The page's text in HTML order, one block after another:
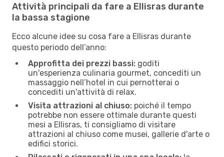
Attività principali da fare a Ellisras durante
la bassa stagione
Ecco alcune idee su cosa fare a Ellisras durante
questo periodo dell’anno:
Approfitta dei prezzi bassi: goditi
un'esperienza culinaria gourmet, concediti un
massaggio nell’hotel in cui pernotterai o
concediti un'attività di relax.
Visita attrazioni al chiuso: poiché il tempo
potrebbe non essere ottimale durante questi
mesi a Ellisras, ti consigliamo di visitare
attrazioni al chiuso come musei, gallerie d'arte o
edifici storici.